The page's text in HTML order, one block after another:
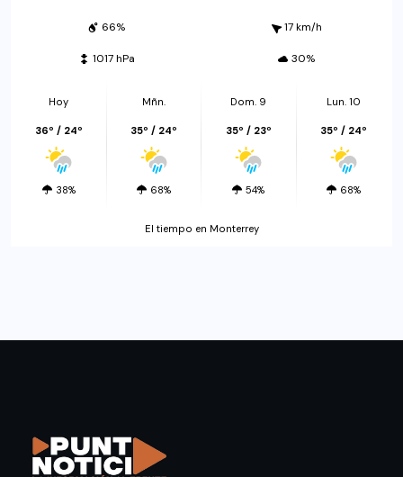
66% 17 km/h
1017 hPa 30%
Hoy
36º / 24º
38%
Mñn.
35º / 24º
68%
Dom. 9
35º / 23º
54%
Lun. 10
35º / 24º
68%
El tiempo en Monterrey